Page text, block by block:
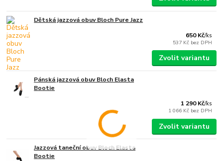
Dětská jazzová obuv Bloch Pure Jazz
650 Kč/ks
537 Kč bez DPH
Zvolit variantu
Pánská jazzová obuv Bloch Elasta
Bootie
1 290 Kč/ks
1 066 Kč bez DPH
Zvolit variantu
Jazzová taneční obuv Bloch Elasta
Bootie